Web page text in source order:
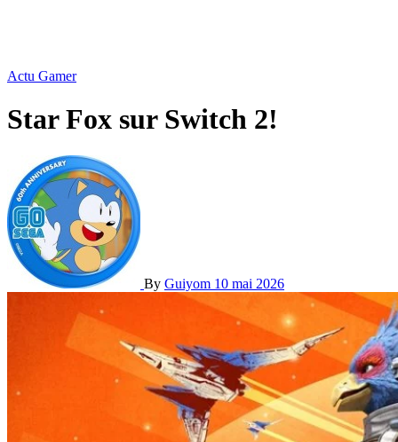
Actu Gamer
Star Fox sur Switch 2!
By Guiyom 10 mai 2026